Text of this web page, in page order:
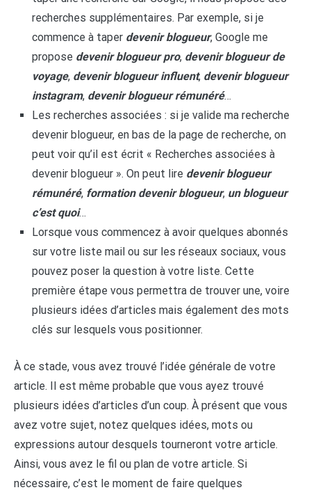
recherches supplémentaires. Par exemple, si je
commence à taper devenir blogueur, Google me
propose devenir blogueur pro, devenir blogueur de
voyage, devenir blogueur influent, devenir blogueur
instagram, devenir blogueur rémunéré…
Les recherches associées : si je valide ma recherche
devenir blogueur, en bas de la page de recherche, on
peut voir qu’il est écrit « Recherches associées à
devenir blogueur ». On peut lire devenir blogueur
rémunéré, formation devenir blogueur, un blogueur
c’est quoi…
Lorsque vous commencez à avoir quelques abonnés
sur votre liste mail ou sur les réseaux sociaux, vous
pouvez poser la question à votre liste. Cette
première étape vous permettra de trouver une, voire
plusieurs idées d’articles mais également des mots
clés sur lesquels vous positionner.
À ce stade, vous avez trouvé l’idée générale de votre
article. Il est même probable que vous ayez trouvé
plusieurs idées d’articles d’un coup. À présent que vous
avez votre sujet, notez quelques idées, mots ou
expressions autour desquels tourneront votre article.
Ainsi, vous avez le fil ou plan de votre article. Si
nécessaire, c’est le moment de faire quelques